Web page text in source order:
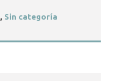
, Sin categoría